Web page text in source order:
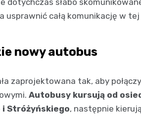
dotychczas słabo
usprawnić całą komunikację w
nowy autobus
zaprojektowana tak, aby
Autobusy kursują od
i Stróżyńskiego, następnie